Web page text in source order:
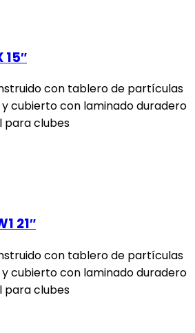
con tablero de partículas
cubierto con laminado duradero
para clubes
21″
con tablero de partículas
cubierto con laminado duradero
para clubes